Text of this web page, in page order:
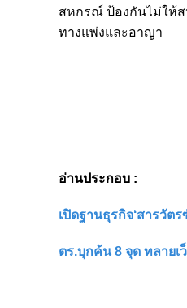
สหกรณ์ ป้องกันไม่ให้ส
ทางแพ่งและอาญา
อ่านประกอบ :
เปิดฐานธุรกิจ‘สารวัต
ตร.บุกค้น 8 จุด ทลายเ